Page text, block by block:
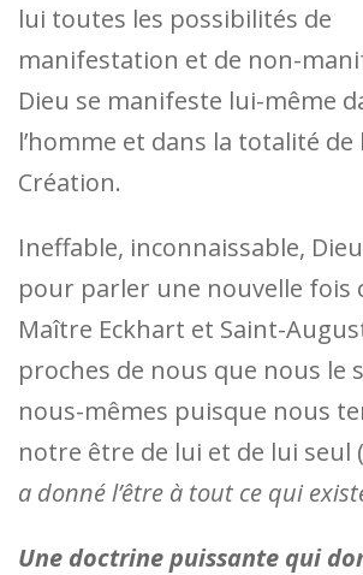
lui toutes les possibilités de
manifestation et de non-
Dieu se manifeste lui-même
l’homme et dans la totalité de
Création.
Ineffable, inconnaissable,
pour parler une nouvelle fois
Maître Eckhart et Saint-
proches de nous que nous le
nous-mêmes puisque nous
notre être de lui et de lui seul
a donné l’être à tout ce qui
Une doctrine puissante qui